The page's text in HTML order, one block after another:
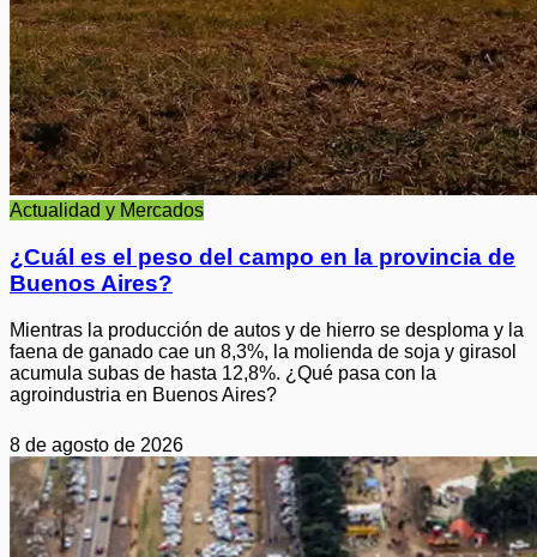
Actualidad y Mercados
¿Cuál es el peso del campo en la provincia de
Buenos Aires?
Mientras la producción de autos y de hierro se desploma y la
faena de ganado cae un 8,3%, la molienda de soja y girasol
acumula subas de hasta 12,8%. ¿Qué pasa con la
agroindustria en Buenos Aires?
8 de agosto de 2026